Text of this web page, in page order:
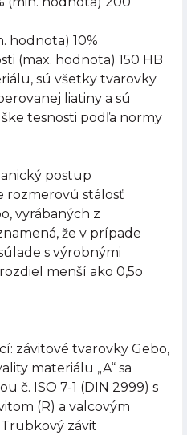
hodnota) 10%
(max. hodnota) 150 HB
sú všetky tvarovky
liatiny a sú
tesnosti podľa normy
postup
rozmerovú stálosť
vyrábaných z
že v prípade
s výrobnými
menší ako 0,5o
závitové tvarovky Gebo,
materiálu „A“ sa
č. ISO 7-1 (DIN 2999) s
(R) a valcovým
závit